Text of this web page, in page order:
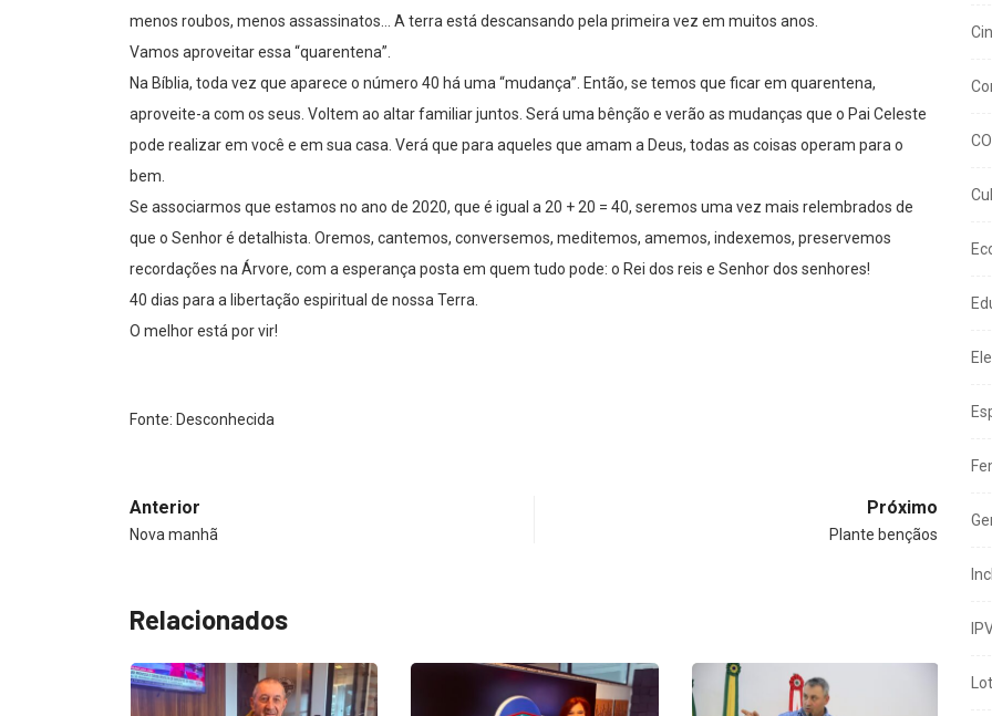
menos roubos, menos assassinatos… A terra está descansando pela primeira vez em muitos anos.
Vamos aproveitar essa “quarentena”.
Na Bíblia, toda vez que aparece o número 40 há uma “mudança”. Então, se temos que ficar em quarentena,
aproveite-a com os seus. Voltem ao altar familiar juntos. Será uma bênção e verão as mudanças que o Pai Celeste
pode realizar em você e em sua casa. Verá que para aqueles que amam a Deus, todas as coisas operam para o
bem.
Se associarmos que estamos no ano de 2020, que é igual a 20 + 20 = 40, seremos uma vez mais relembrados de
que o Senhor é detalhista. Oremos, cantemos, conversemos, meditemos, amemos, indexemos, preservemos
recordações na Árvore, com a esperança posta em quem tudo pode: o Rei dos reis e Senhor dos senhores!
40 dias para a libertação espiritual de nossa Terra.
O melhor está por vir!
Fonte: Desconhecida
Anterior
Nova manhã
Próximo
Plante bençãos
Relacionados